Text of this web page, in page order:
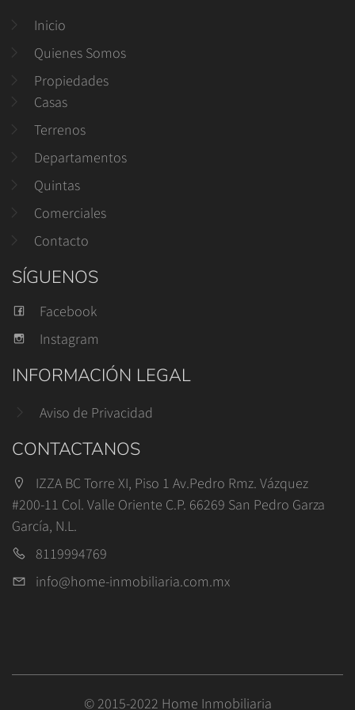
Inicio
Quienes Somos
Propiedades
Casas
Terrenos
Departamentos
Quintas
Comerciales
Contacto
SÍGUENOS
Facebook
Instagram
INFORMACIÓN LEGAL
Aviso de Privacidad
CONTACTANOS
IZZA BC Torre XI, Piso 1 Av.Pedro Rmz. Vázquez
#200-11 Col. Valle Oriente C.P. 66269 San Pedro Garza
García, N.L.
8119994769
info@home-inmobiliaria.com.mx
© 2015-2022 Home Inmobiliaria